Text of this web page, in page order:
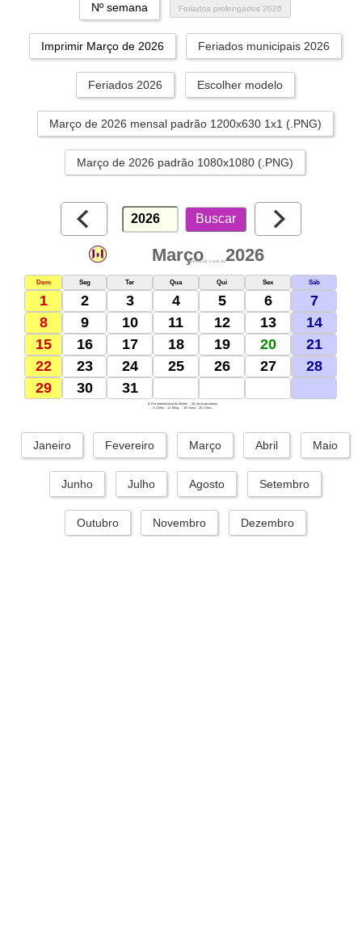
Nº semana Feriados prolongados 2026
Imprimir Março de 2026 Feriados municipais 2026
Feriados 2026 Escolher modelo
Março de 2026 mensal padrão 1200x630 1x1 (.PNG)
Março de 2026 padrão 1080x1080 (.PNG)
Março 2026
webcid.com.br
Dom Seg Ter Qua Qui Sex Sáb
1 2 3 4 5 6
7
8
9 10 11 12 13
14
15
16 17 18 19 20
21
22
23 24 25 26 27
28
29
30 31
8: Dia Internacional da Mulher
20: Início do outono
3: Cheia
11: Ming. 19: Nova 25: Cresc.
Janeiro Fevereiro Março Abril Maio
Junho Julho Agosto Setembro
Outubro Novembro Dezembro